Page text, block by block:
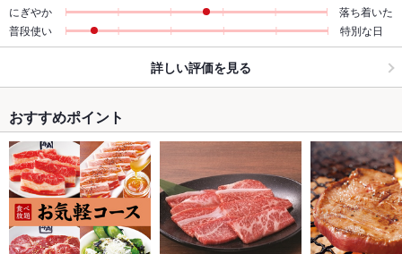
にぎやか
落ち着いた
普段使い
特別な日
詳しい評価を見る
おすすめポイント